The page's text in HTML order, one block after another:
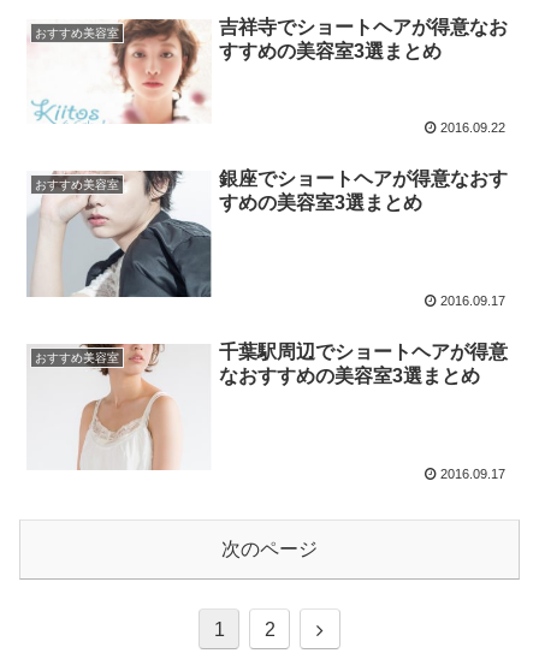
おすすめ美容室
吉祥寺でショートヘアが得意なお
すすめの美容室3選まとめ
2016.09.22
おすすめ美容室
銀座でショートヘアが得意なおす
すめの美容室3選まとめ
2016.09.17
おすすめ美容室
千葉駅周辺でショートヘアが得意
なおすすめの美容室3選まとめ
2016.09.17
次のページ
1 2